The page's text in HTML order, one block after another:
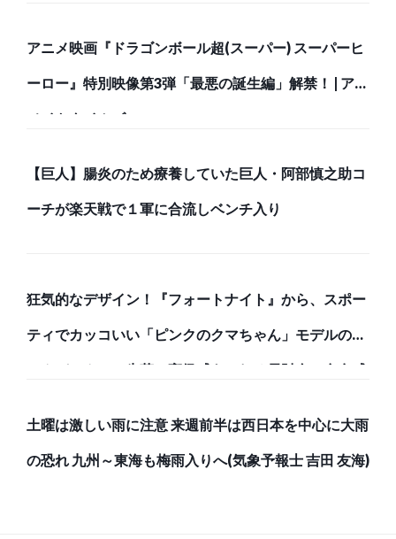
アニメ映画『ドラゴンボール超(スーパー) スーパーヒ
ーロー』特別映像第3弾「最悪の誕生編」解禁！ | アニ
メイトタイムズ
【巨人】腸炎のため療養していた巨人・阿部慎之助コ
ーチが楽天戦で１軍に合流しベンチ入り
狂気的なデザイン！『フォートナイト』から、スポー
ティでカッコいい「ピンクのクマちゃん」モデルのバ
ックパックと、牛革で高級感あふれる長財布で存在感
土曜は激しい雨に注意 来週前半は西日本を中心に大雨
の恐れ 九州～東海も梅雨入りへ(気象予報士 吉田 友海)